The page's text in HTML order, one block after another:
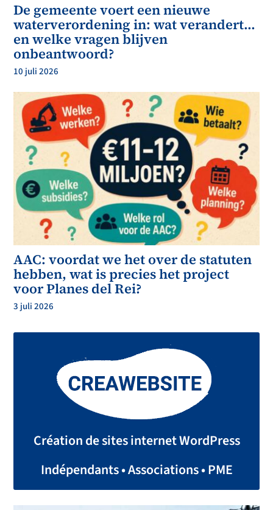
De gemeente voert een nieuwe
waterverordening in: wat verandert…
en welke vragen blijven
onbeantwoord?
10 juli 2026
AAC: voordat we het over de statuten
hebben, wat is precies het project
voor Planes del Rei?
3 juli 2026
Création de sites internet WordPress
Indépendants • Associations • PME